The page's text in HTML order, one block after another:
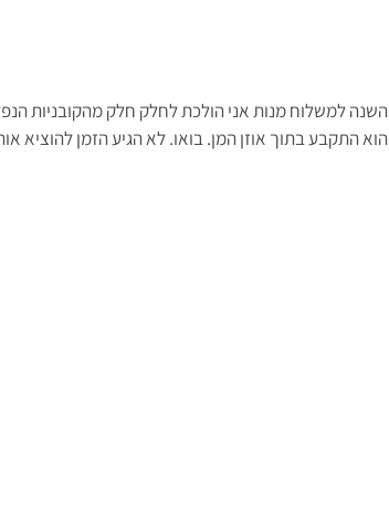
השנה למשלוח מנות אני הולכת לחלק חלק מהקובניות
הוא התקבע בתוך אוזן המן. בואו. לא הגיע הזמן להוציא